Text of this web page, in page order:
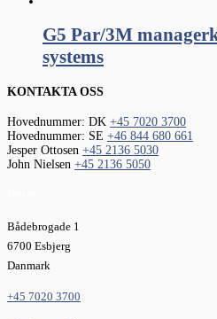
G5 Par/3M
systems
KONTAKTA OSS
Hovednummer: DK +45 7020 3700
Hovednummer: SE +46 844 680 661
Jesper Ottosen +45 2136 5030
John Nielsen +45 2136 5050
Bådebrogade 1
6700 Esbjerg
Danmark
+45 7020 3700